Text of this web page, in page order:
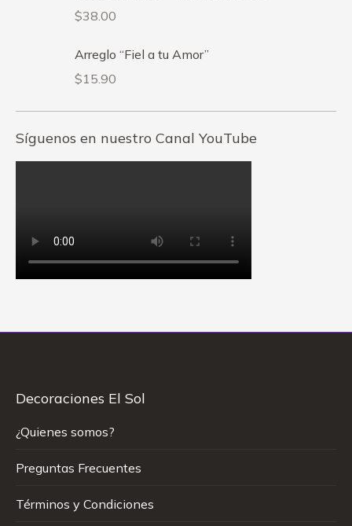
$38.00
Arreglo “Fiel a tu Amor”
$15.90
Síguenos en nuestro Canal YouTube
Decoraciones El Sol
¿Quienes somos?
Preguntas Frecuentes
Términos y Condiciones